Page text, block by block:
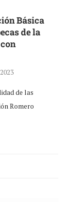
Básica
de la
de las
Romero